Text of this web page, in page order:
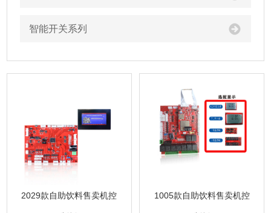
智能开关系列
2029款自助饮料售卖机控 1005款自助饮料售卖机控